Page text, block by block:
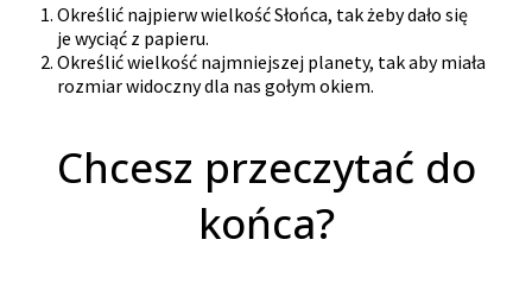
Określić najpierw wielkość Słońca, tak żeby dało się
je wyciąć z papieru.
Określić wielkość najmniejszej planety, tak aby miała
rozmiar widoczny dla nas gołym okiem.
Chcesz przeczytać do
końca?